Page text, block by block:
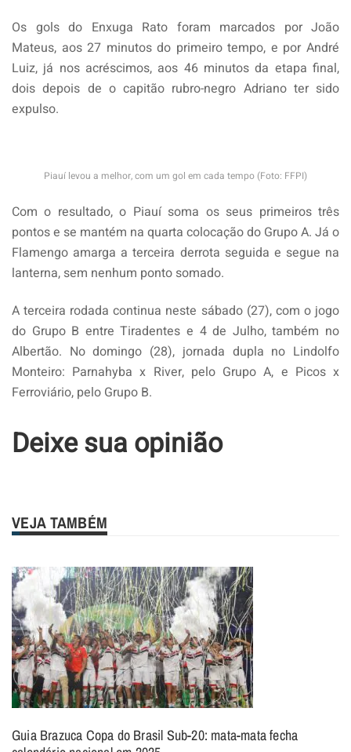
Os gols do Enxuga Rato foram marcados por João
Mateus, aos 27 minutos do primeiro tempo, e por André
Luiz, já nos acréscimos, aos 46 minutos da etapa final,
dois depois de o capitão rubro-negro Adriano ter sido
expulso.
Piauí levou a melhor, com um gol em cada tempo (Foto: FFPI)
Com o resultado, o Piauí soma os seus primeiros três
pontos e se mantém na quarta colocação do Grupo A. Já o
Flamengo amarga a terceira derrota seguida e segue na
lanterna, sem nenhum ponto somado.
A terceira rodada continua neste sábado (27), com o jogo
do Grupo B entre Tiradentes e 4 de Julho, também no
Albertão. No domingo (28), jornada dupla no Lindolfo
Monteiro: Parnahyba x River, pelo Grupo A, e Picos x
Ferroviário, pelo Grupo B.
Deixe sua opinião
VEJA TAMBÉM
Guia Brazuca Copa do Brasil Sub-20: mata-mata fecha